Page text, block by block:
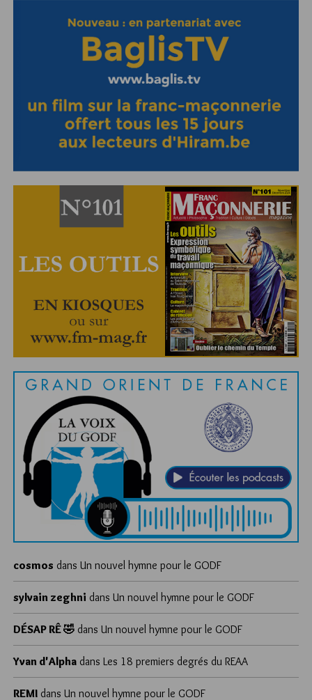
cosmos dans Un nouvel hymne pour le GODF
sylvain zeghni dans Un nouvel hymne pour le GODF
DÉSAP RÊ 🤣 dans Un nouvel hymne pour le GODF
Yvan d'Alpha dans Les 18 premiers degrés du REAA
REMI dans Un nouvel hymne pour le GODF